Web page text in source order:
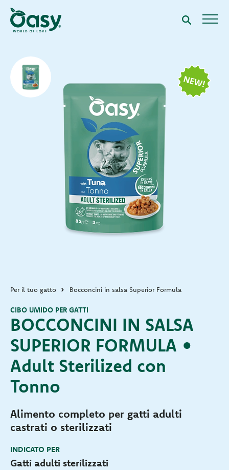
Per il tuo gatto Bocconcini in salsa Superior Formula
BOCCONCINI IN SALSA
SUPERIOR FORMULA •
Adult Sterilized con
Tonno
CIBO UMIDO PER GATTI
Alimento completo per gatti adulti
castrati o sterilizzati
INDICATO PER
Gatti adulti sterilizzati